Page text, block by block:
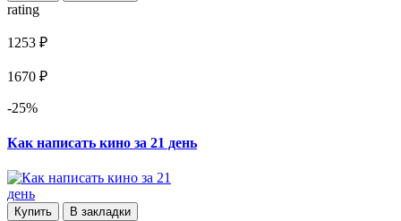
rating
1253 ₽
1670 ₽
-25%
Как написать кино за 21 день
Купить В закладки